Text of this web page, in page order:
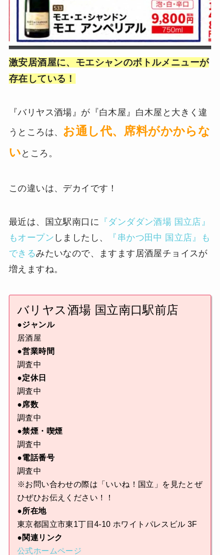
激安居酒屋に、モエシャンのボトルメニューが
存在している！
『バリヤス酒場』が『白木屋』白木屋と大きく違
うところは、 お通し代、席料がかからな
い ところ。
この違いは、デカイです！
最近は、国立駅南口に 『ダンダダン酒場 国立店』
もオープン しましたし、
『串かつ田中 国立店』も
できるみたいなので、ますます居酒屋チョイスが
増えますね。
バリヤス酒場 国立南口駅前店
●ジャンル
居酒屋
●営業時間
調査中
●定休日
調査中
●席数
調査中
●禁煙・喫煙
調査中
●電話番号
調査中
※お問い合わせの際は「いいね！国立」を見たとぜ
ひぜひお伝えください！！
●所在地
東京都国立市東1丁目4-10 ホワイトパレスビル 3F
●関連リンク
公式ホームページ